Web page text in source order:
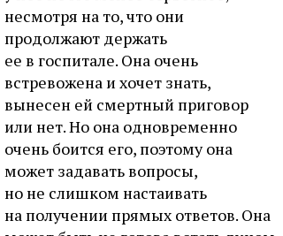
несмотря на то, что они
продолжают держать
ее в госпитале. Она очень
встревожена и хочет знать,
вынесен ей смертный приговор
или нет. Но она одновременно
очень боится его, поэтому она
может задавать вопросы,
но не слишком настаивать
на получении прямых ответов. Она